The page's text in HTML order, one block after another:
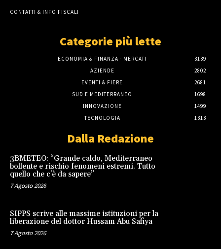
CONTATTI & INFO FISCALI
Categorie più lette
ECONOMIA & FINANZA - MERCATI
3139
AZIENDE
2802
EVENTI & FIERE
2681
SUD E MEDITERRANEO
1698
INNOVAZIONE
1499
TECNOLOGIA
1313
Dalla Redazione
3BMETEO: “Grande caldo, Mediterraneo
bollente e rischio fenomeni estremi. Tutto
quello che c’è da sapere”
7 Agosto 2026
SIPPS scrive alle massime istituzioni per la
liberazione del dottor Hussam Abu Safiya
7 Agosto 2026